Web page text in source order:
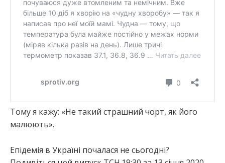
Тому я кажу: «Не такий страшний чорт, як його
малюють».
Епідемія в Україні почалася не сьогодні?